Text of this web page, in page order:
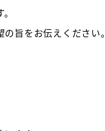
旨をお伝えください。